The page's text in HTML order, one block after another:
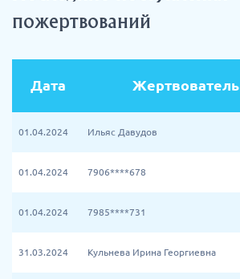
пожертвований
Дата Жертвователь
01.04.2024 Ильяс Давудов
01.04.2024 7906****678
01.04.2024 7985****731
31.03.2024 Кульнева Ирина Георгиевна